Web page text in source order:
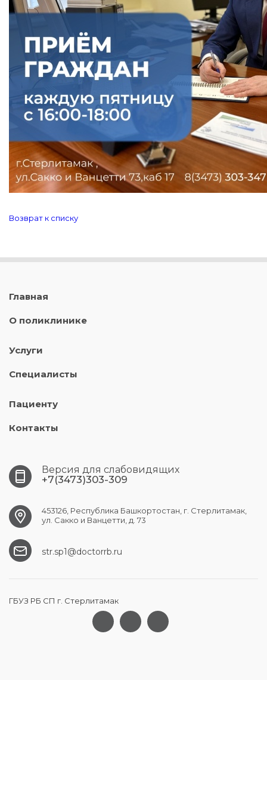
Возврат к списку
Главная
О поликлинике
Услуги
Специалисты
Пациенту
Контакты
Версия для слабовидящих
+7(3473)303-309
453126, Республика Башкортостан, г. Стерлитамак,
ул. Сакко и Ванцетти, д. 73
str.sp1@doctorrb.ru
ГБУЗ РБ СП г. Стерлитамак